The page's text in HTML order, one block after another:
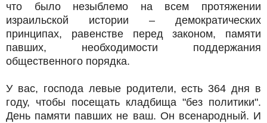
что было незыблемо на всем протяжении
израильской истории – демократических
принципах, равенстве перед законом, памяти
павших, необходимости поддержания
общественного порядка.
У вас, господа левые родители, есть 364 дня в
году, чтобы посещать кладбища "без политики".
День памяти павших не ваш. Он всенародный. И